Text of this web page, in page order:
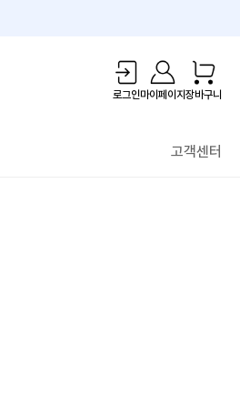
로그인마이페이지장바구니
고객센터